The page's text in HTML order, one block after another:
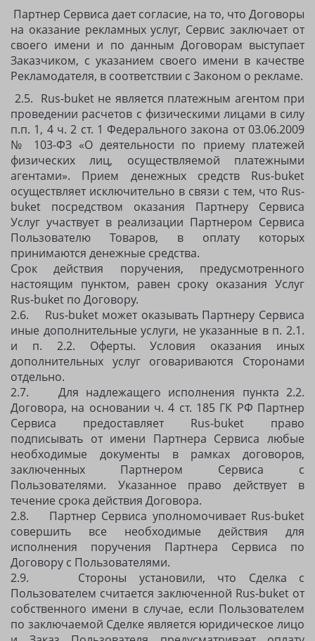
Партнер Сервиса дает согласие, на то, что Договоры
на оказание рекламных услуг, Сервис заключает от
своего имени и по данным Договорам выступает
Заказчиком, с указанием своего имени в качестве
Рекламодателя, в соответствии с Законом о рекламе.
2.5. Rus-buket не является платежным агентом при
проведении расчетов с физическими лицами в силу
п.п. 1, 4 ч. 2 ст. 1 Федерального закона от 03.06.2009
№ 103-ФЗ «О деятельности по приему платежей
физических лиц, осуществляемой платежными
агентами». Прием денежных средств Rus-buket
осуществляет исключительно в связи с тем, что Rus-
buket посредством оказания Партнеру Сервиса
Услуг участвует в реализации Партнером Сервиса
Пользователю Товаров, в оплату которых
принимаются денежные средства.
Срок действия поручения, предусмотренного
настоящим пунктом, равен сроку оказания Услуг
Rus-buket по Договору.
2.6. Rus-buket может оказывать Партнеру Сервиса
иные дополнительные услуги, не указанные в п. 2.1.
и п. 2.2. Оферты. Условия оказания иных
дополнительных услуг оговариваются Сторонами
отдельно.
2.7. Для надлежащего исполнения пункта 2.2.
Договора, на основании ч. 4 ст. 185 ГК РФ Партнер
Сервиса предоставляет Rus-buket право
подписывать от имени Партнера Сервиса любые
необходимые документы в рамках договоров,
заключенных Партнером Сервиса с
Пользователями. Указанное право действует в
течение срока действия Договора.
2.8. Партнер Сервиса уполномочивает Rus-buket
совершить все необходимые действия для
исполнения поручения Партнера Сервиса по
Договору с Пользователями.
2.9. Стороны установили, что Сделка с
Пользователем считается заключенной Rus-buket от
собственного имени в случае, если Пользователем
по заключаемой Сделке является юридическое лицо